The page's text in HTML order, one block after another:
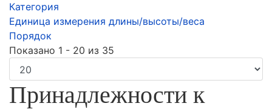
Категория
Единица измерения длины/высоты/веса
Порядок
Показано 1 - 20 из 35
Принадлежности к